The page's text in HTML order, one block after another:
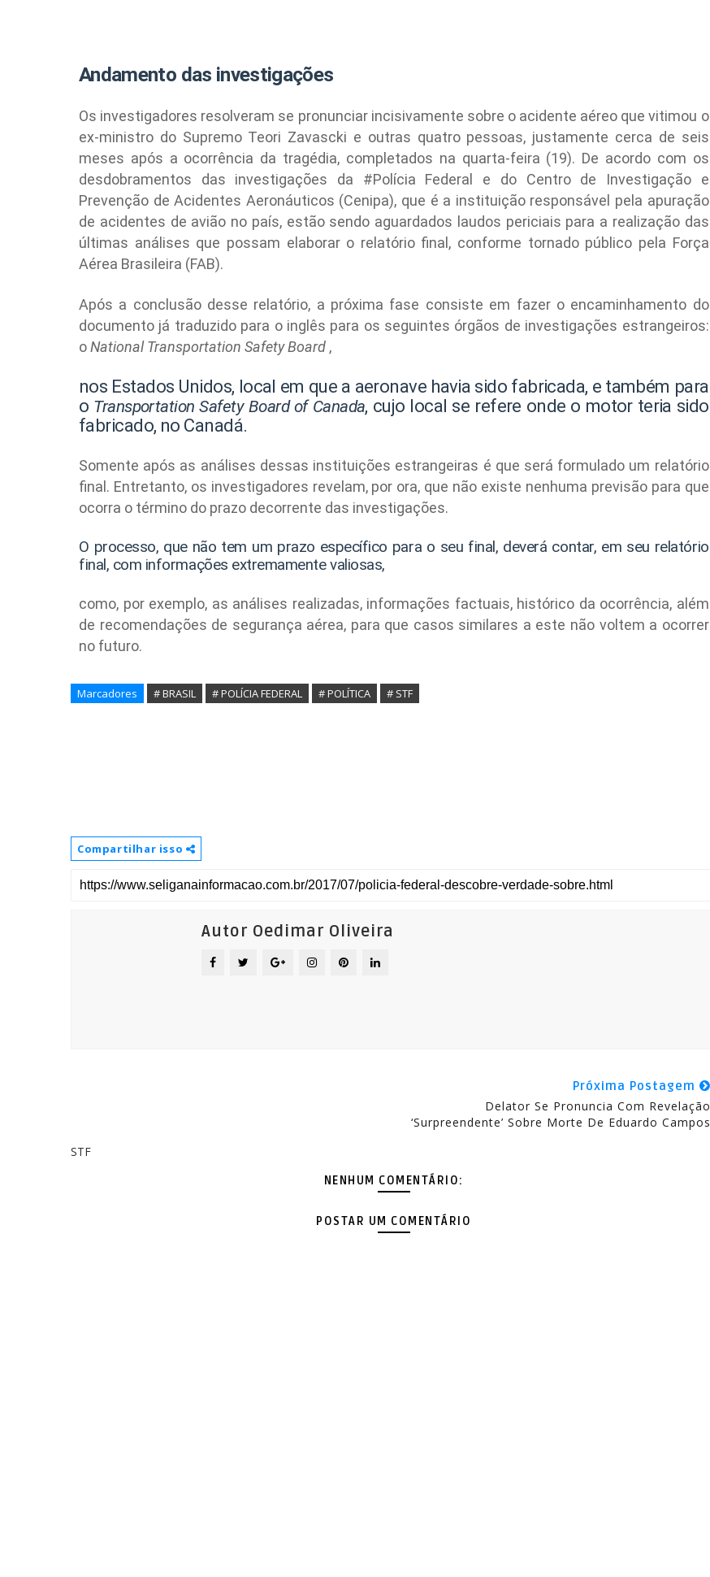
Andamento das investigações
Os investigadores resolveram se pronunciar incisivamente sobre o acidente aéreo que vitimou o
ex-ministro do Supremo Teori Zavascki e outras quatro pessoas, justamente cerca de seis
meses após a ocorrência da tragédia, completados na quarta-feira (19). De acordo com os
desdobramentos das investigações da #Polícia Federal
e do Centro de Investigação e
Prevenção de Acidentes Aeronáuticos (Cenipa), que é a instituição responsável pela apuração
de acidentes de avião no país, estão sendo aguardados laudos periciais para a realização das
últimas análises que possam elaborar o relatório final, conforme tornado público pela Força
Aérea Brasileira (FAB).
Após a conclusão desse relatório, a próxima fase consiste em fazer o encaminhamento do
documento já traduzido para o inglês para os seguintes órgãos de investigações estrangeiros:
oNational Transportation Safety Board ,
nos Estados Unidos, local em que a aeronave havia sido fabricada, e também para
o Transportation Safety Board of Canada, cujo local se refere onde o motor teria sido
fabricado, no Canadá.
Somente após as análises dessas instituições estrangeiras é que será formulado um relatório
final. Entretanto, os investigadores revelam, por ora, que não existe nenhuma previsão para que
ocorra o término do prazo decorrente das investigações.
O processo, que não tem um prazo específico para o seu final, deverá contar, em seu relatório
final, com informações extremamente valiosas,
como, por exemplo, as análises realizadas, informações factuais, histórico da ocorrência, além
de recomendações de segurança aérea, para que casos similares a este não voltem a ocorrer
no futuro.
Marcadores # BRASIL # POLÍCIA FEDERAL # POLÍTICA # STF
Compartilhar isso
Autor Oedimar Oliveira
Próxima Postagem
Delator Se Pronuncia Com Revelação
‘surpreendente’ Sobre Morte De Eduardo Campos
STF
NENHUM COMENTÁRIO:
POSTAR UM COMENTÁRIO